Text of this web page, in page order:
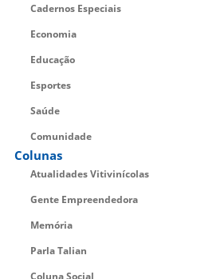
Cadernos Especiais
Economia
Educação
Esportes
Saúde
Comunidade
Colunas
Atualidades Vitivinícolas
Gente Empreendedora
Memória
Parla Talian
Coluna Social